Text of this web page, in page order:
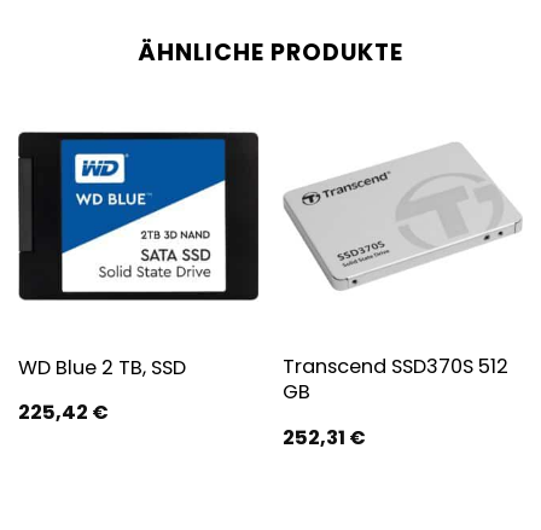
ÄHNLICHE PRODUKTE
WD Blue 2 TB, SSD
225,42 €
Transcend SSD370S 512
GB
252,31 €